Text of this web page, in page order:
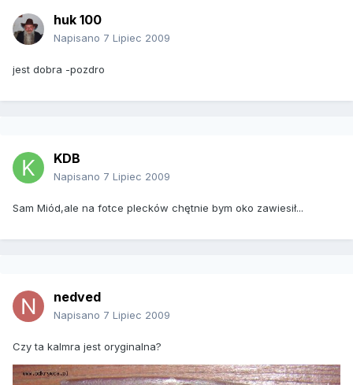
huk 100
Napisano 7 Lipiec 2009
jest dobra -pozdro
KDB
Napisano 7 Lipiec 2009
Sam Miód,ale na fotce plecków chętnie bym oko zawiesił...
nedved
Napisano 7 Lipiec 2009
Czy ta kalmra jest oryginalna?